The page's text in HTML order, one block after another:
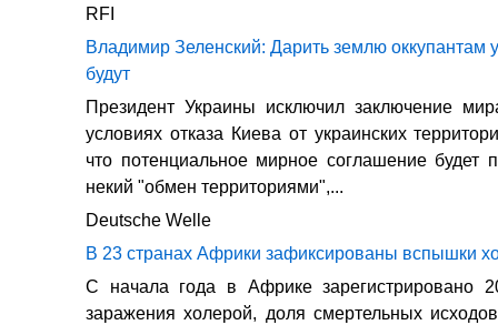
RFI
Владимир Зеленский: Дарить землю оккупантам
будут
Президент Украины исключил заключение
условиях отказа Киева от украинских
что потенциальное мирное соглашение будет
некий "обмен территориями",...
Deutsche Welle
В 23 странах Африки зафиксированы вспышки
С начала года в Африке зарегистрировано
заражения холерой, доля смертельных